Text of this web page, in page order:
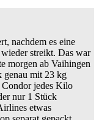
nachdem es eine
streikt. Das war
morgen ab Vaihingen
genau mit 23 kg
Condor jedes Kilo
nur 1 Stück
etwas